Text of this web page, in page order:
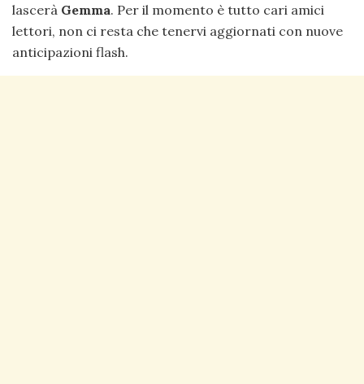
lascerà Gemma. Per il momento è tutto cari amici
lettori, non ci resta che tenervi aggiornati con nuove
anticipazioni flash.